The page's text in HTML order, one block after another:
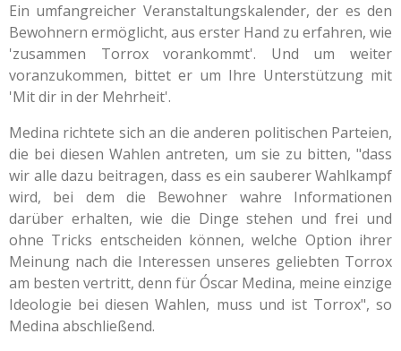
Ein umfangreicher Veranstaltungskalender, der es den
Bewohnern ermöglicht, aus erster Hand zu erfahren, wie
'zusammen Torrox vorankommt'. Und um weiter
voranzukommen, bittet er um Ihre Unterstützung mit
'Mit dir in der Mehrheit'.
Medina richtete sich an die anderen politischen Parteien,
die bei diesen Wahlen antreten, um sie zu bitten, "dass
wir alle dazu beitragen, dass es ein sauberer Wahlkampf
wird, bei dem die Bewohner wahre Informationen
darüber erhalten, wie die Dinge stehen und frei und
ohne Tricks entscheiden können, welche Option ihrer
Meinung nach die Interessen unseres geliebten Torrox
am besten vertritt, denn für Óscar Medina, meine einzige
Ideologie bei diesen Wahlen, muss und ist Torrox", so
Medina abschließend.